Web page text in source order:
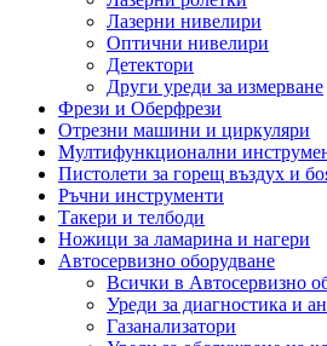
Лазерни нивелири
Оптични нивелири
Детектори
Други уреди за измерване
Фрези и Оберфрези
Отрезни машини и циркуляри
Мултифункционални
Пистолети за горещ въздух и
Ръчни инструменти
Такери и телбоди
Ножици за ламарина и нагери
Автосервизно оборудване
Всички в Автосервизно
Уреди за диагностика и
Газанализатори